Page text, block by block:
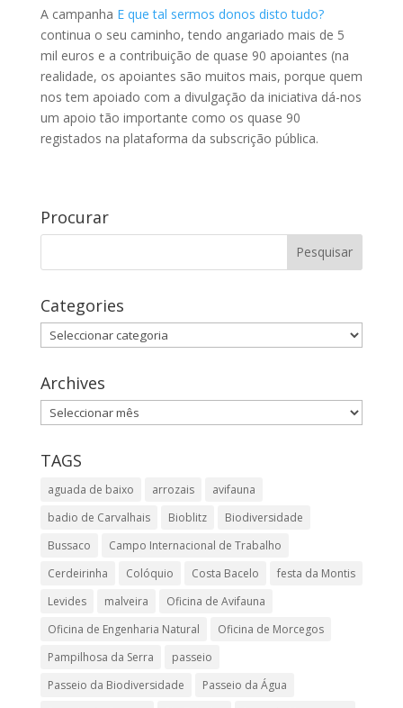
A campanha E que tal sermos donos disto tudo?
continua o seu caminho, tendo angariado mais de 5
mil euros e a contribuição de quase 90 apoiantes (na
realidade, os apoiantes são muitos mais, porque quem
nos tem apoiado com a divulgação da iniciativa dá-nos
um apoio tão importante como os quase 90
registados na plataforma da subscrição pública.
Procurar
Categories
Categories
Archives
Archives
TAGS
aguada de baixo arrozais
avifauna
badio de Carvalhais
Bioblitz
Biodiversidade
Bussaco
Campo Internacional de Trabalho
Cerdeirinha
Colóquio Costa Bacelo
festa da Montis
Levides
malveira
Oficina de Avifauna
Oficina de Engenharia Natural
Oficina de Morcegos
Pampilhosa da Serra
passeio
Passeio da Biodiversidade
Passeio da Água